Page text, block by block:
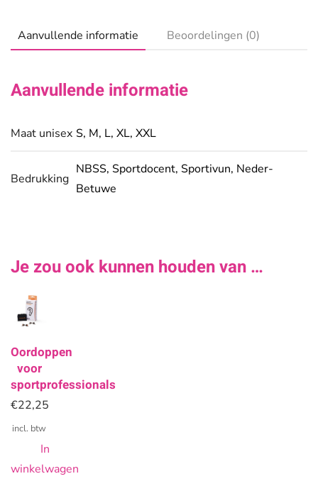
Aanvullende informatie Beoordelingen (0)
Aanvullende informatie
Maat unisex S, M, L, XL, XXL
Bedrukking
NBSS, Sportdocent, Sportivun, Neder-
Betuwe
Je zou ook kunnen houden van …
Oordoppen
voor
sportprofessionals
€22,25
incl. btw
In
winkelwagen